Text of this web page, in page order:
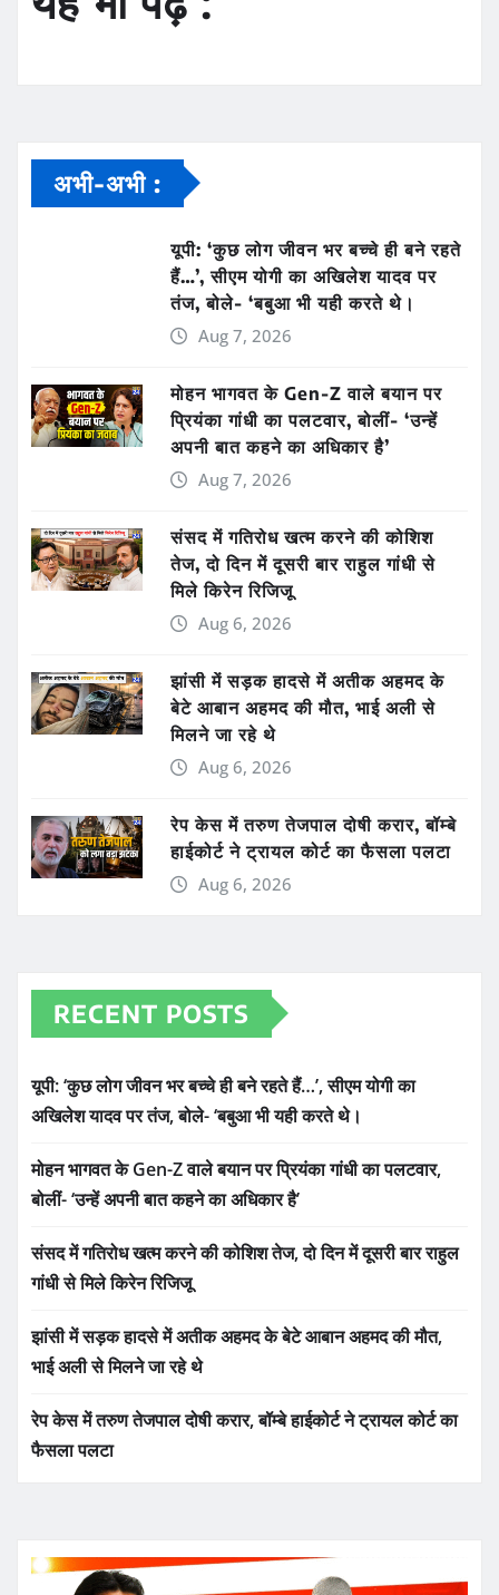
अभी-अभी :
यूपी: ‘कुछ लोग जीवन भर बच्चे ही बने रहते
हैं…’, सीएम योगी का अखिलेश यादव पर
तंज, बोले- ‘बबुआ भी यही करते थे।
Aug 7, 2026
मोहन भागवत के Gen-Z वाले बयान पर
प्रियंका गांधी का पलटवार, बोलीं- ‘उन्हें
अपनी बात कहने का अधिकार है’
Aug 7, 2026
संसद में गतिरोध खत्म करने की कोशिश
तेज, दो दिन में दूसरी बार राहुल गांधी से
मिले किरेन रिजिजू
Aug 6, 2026
झांसी में सड़क हादसे में अतीक अहमद के
बेटे आबान अहमद की मौत, भाई अली से
मिलने जा रहे थे
Aug 6, 2026
रेप केस में तरुण तेजपाल दोषी करार, बॉम्बे
हाईकोर्ट ने ट्रायल कोर्ट का फैसला पलटा
Aug 6, 2026
RECENT POSTS
यूपी: ‘कुछ लोग जीवन भर बच्चे ही बने रहते हैं…’, सीएम योगी का
अखिलेश यादव पर तंज, बोले- ‘बबुआ भी यही करते थे।
मोहन भागवत के Gen-Z वाले बयान पर प्रियंका गांधी का पलटवार,
बोलीं- ‘उन्हें अपनी बात कहने का अधिकार है’
संसद में गतिरोध खत्म करने की कोशिश तेज, दो दिन में दूसरी बार राहुल
गांधी से मिले किरेन रिजिजू
झांसी में सड़क हादसे में अतीक अहमद के बेटे आबान अहमद की मौत,
भाई अली से मिलने जा रहे थे
रेप केस में तरुण तेजपाल दोषी करार, बॉम्बे हाईकोर्ट ने ट्रायल कोर्ट का
फैसला पलटा